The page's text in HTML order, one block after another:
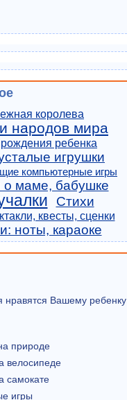
королева
народов мира
ребенка
игрушки
компьютерные игры
о маме, бабушке
Стихи
квесты, сценки
ноты, караоке
нравятся Вашему ребенку
природе
велосипеде
самокате
игры